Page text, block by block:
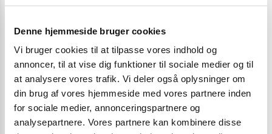
Denne hjemmeside bruger cookies
Vi bruger cookies til at tilpasse vores indhold og
annoncer, til at vise dig funktioner til sociale medier og til
at analysere vores trafik. Vi deler også oplysninger om
din brug af vores hjemmeside med vores partnere inden
for sociale medier, annonceringspartnere og
analysepartnere. Vores partnere kan kombinere disse
Vær den første til at anmelde “Asli Gado Gado
Spice Mix 200 g.”
Du skal være for at afgive en anmeldelse.